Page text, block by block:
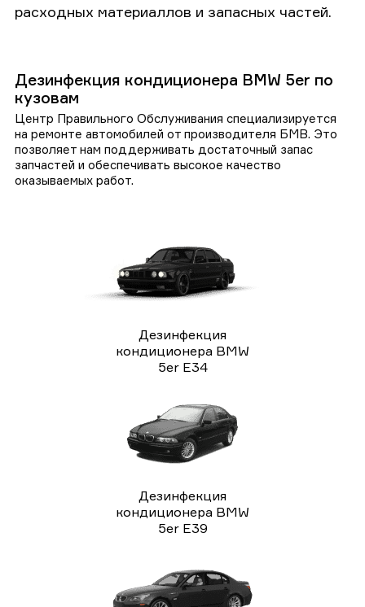
расходных материаллов и запасных частей.
Дезинфекция кондиционера BMW 5er по
кузовам
Центр Правильного Обслуживания специализируется
на ремонте автомобилей от производителя БМВ. Это
позволяет нам поддерживать достаточный запас
запчастей и обеспечивать высокое качество
оказываемых работ.
Дезинфекция
кондиционера BMW
5er E34
Дезинфекция
кондиционера BMW
5er E39